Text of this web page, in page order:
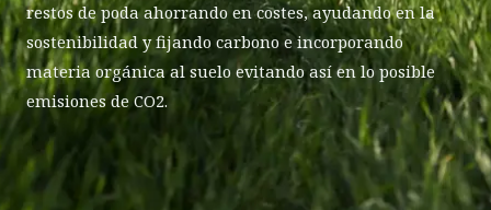
restos de poda ahorrando en costes, ayudando en la
sostenibilidad y fijando carbono e incorporando
materia orgánica al suelo evitando así en lo posible
emisiones de CO2.